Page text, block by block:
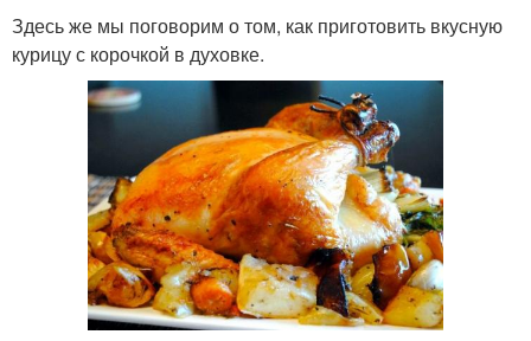
Здесь же мы поговорим о том, как приготовить вкусную
курицу с корочкой в духовке.